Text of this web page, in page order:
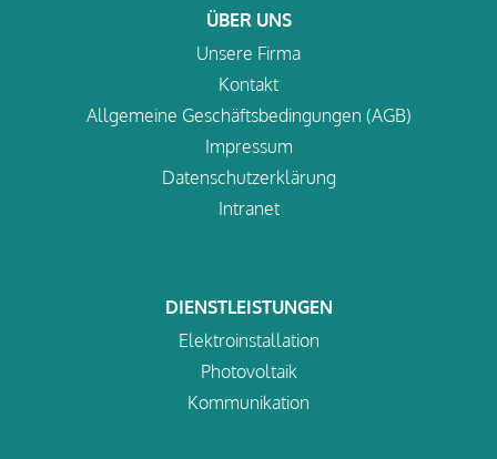
ÜBER UNS
Unsere Firma
Kontakt
Allgemeine Geschäftsbedingungen (AGB)
Impressum
Datenschutzerklärung
Intranet
DIENSTLEISTUNGEN
Elektroinstallation
Photovoltaik
Kommunikation